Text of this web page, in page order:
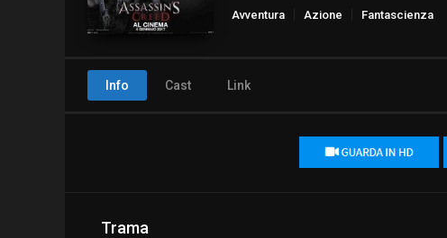
Avventura Azione Fantascienza
Info Cast Link
Trama